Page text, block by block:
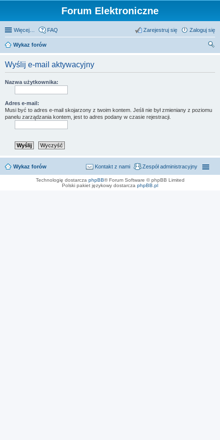
Forum Elektroniczne
Więcej… FAQ Zaloguj się
Zarejestruj się
Wykaz forów
Wyślij e-mail aktywacyjny
Nazwa użytkownika:
Adres e-mail:
Musi być to adres e-mail skojarzony z twoim kontem. Jeśli nie był zmieniany z poziomu
panelu zarządzania kontem, jest to adres podany w czasie rejestracji.
Wykaz forów Zespół administracyjny
Kontakt z nami
Technologię dostarcza phpBB® Forum Software © phpBB Limited
Polski pakiet językowy dostarcza phpBB.pl